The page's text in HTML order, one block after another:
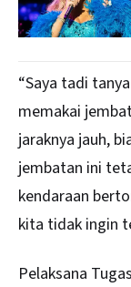
“Saya tadi
memakai
jaraknya jauh,
jembatan ini
kendaraan
kita tidak ingin
Pelaksana